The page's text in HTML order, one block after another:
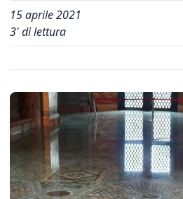
15 aprile 2021
3' di lettura